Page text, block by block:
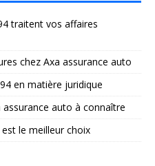
traitent vos affaires
chez Axa assurance auto
en matière juridique
assurance auto à connaître
le meilleur choix